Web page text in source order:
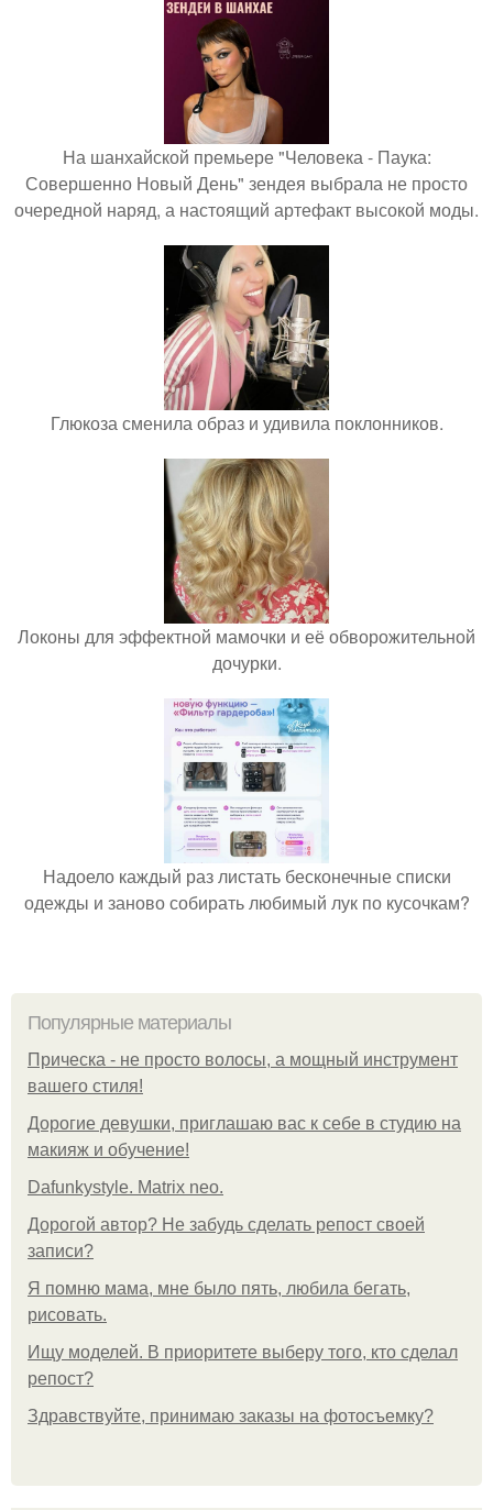
На шанхайской премьере "Человека - Паука:
Совершенно Новый День" зендея выбрала не просто
очередной наряд, а настоящий артефакт высокой моды.
Глюкоза сменила образ и удивила поклонников.
Локоны для эффектной мамочки и её обворожительной
дочурки.
Надоело каждый раз листать бесконечные списки
одежды и заново собирать любимый лук по кусочкам?
Популярные материалы
Прическа - не просто волосы, а мощный инструмент
вашего стиля!
Дорогие девушки, приглашаю вас к себе в студию на
макияж и обучение!
Dafunkystyle. Matrix neo.
Дорогой автор? Не забудь сделать репост своей
записи?
Я помню мама, мне было пять, любила бегать,
рисовать.
Ищу моделей. В приоритете выберу того, кто сделал
репост?
Здравствуйте, принимаю заказы на фотосъемку?